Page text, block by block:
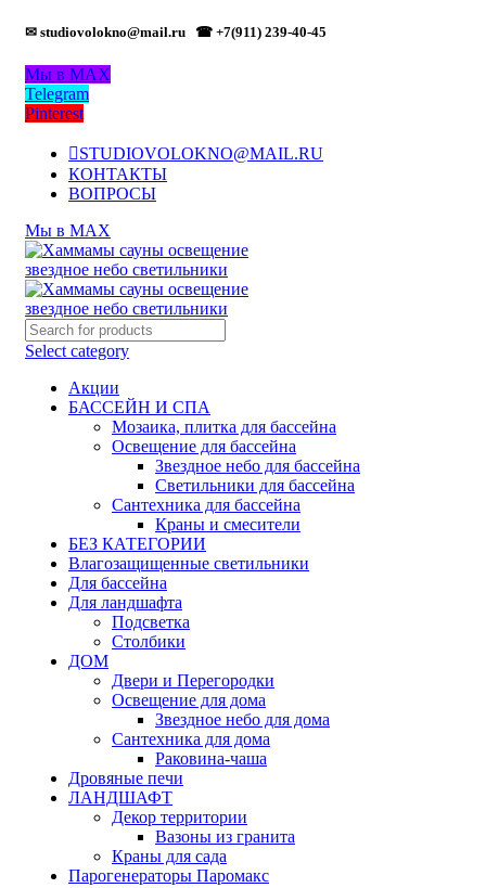
✉ studiovolokno@mail.ru ☎ +7(911) 239-40-45
Мы в MAX
Telegram
Pinterest
STUDIOVOLOKNO@MAIL.RU
КОНТАКТЫ
ВОПРОСЫ
Мы в MAX
Select category
Акции
БАССЕЙН И СПА
Мозаика, плитка для бассейна
Освещение для бассейна
Звездное небо для бассейна
Светильники для бассейна
Сантехника для бассейна
Краны и смесители
БЕЗ КАТЕГОРИИ
Влагозащищенные светильники
Для бассейна
Для ландшафта
Подсветка
Столбики
ДОМ
Двери и Перегородки
Освещение для дома
Звездное небо для дома
Сантехника для дома
Раковина-чаша
Дровяные печи
ЛАНДШАФТ
Декор территории
Вазоны из гранита
Краны для сада
Парогенераторы Паромакс